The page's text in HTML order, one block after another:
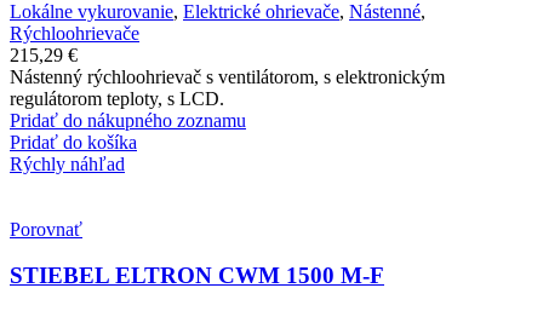
Lokálne vykurovanie, Elektrické ohrievače, Nástenné,
Rýchloohrievače
215,29 €
Nástenný rýchloohrievač s ventilátorom, s elektronickým
regulátorom teploty, s LCD.
Pridať do nákupného zoznamu
Pridať do košíka
Rýchly náhľad
Porovnať
STIEBEL ELTRON CWM 1500 M-F